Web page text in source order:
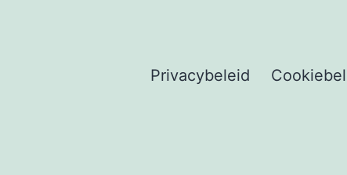
Privacybeleid